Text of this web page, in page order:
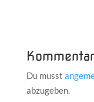
Du musst
abzugeben.